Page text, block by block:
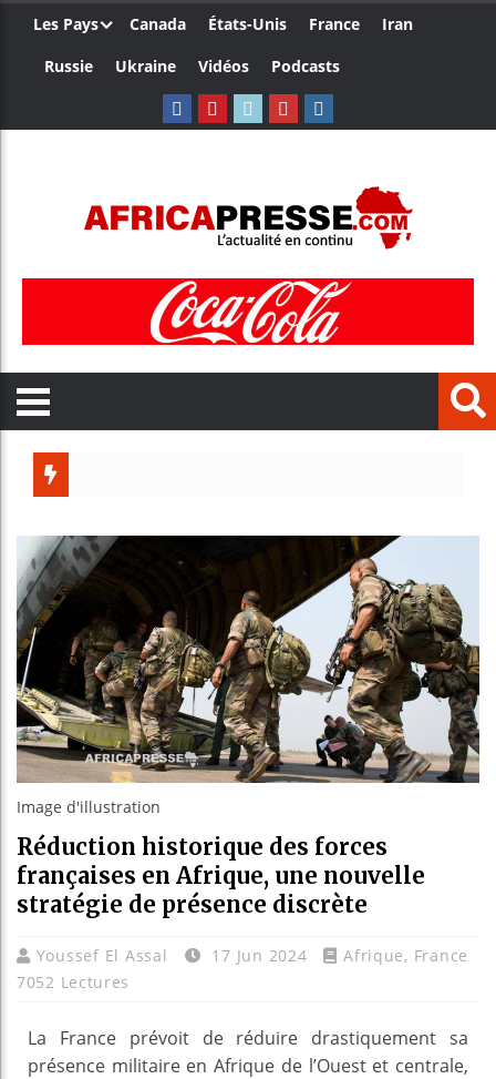
Les Pays Canada États-Unis France
Iran
Russie
Ukraine Vidéos Podcasts
Tunisie
Ceuta :
Image d'illustration
Réduction historique des forces
françaises en Afrique, une nouvelle
stratégie de présence discrète
Youssef El Assal 17 Jun 2024 Afrique, France
7052 Lectures
La France prévoit de réduire drastiquement sa
présence militaire en Afrique de l’Ouest et centrale,